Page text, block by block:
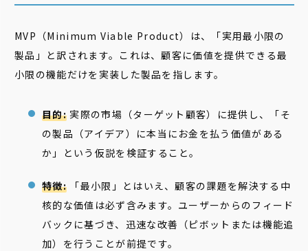
MVP（Minimum Viable Product）は、「実用最小限の
製品」と訳されます。これは、顧客に価値を提供できる最
小限の機能だけを実装した製品を指します。
目的:実際の市場（ターゲット顧客）に提供し、「そ
の製品（アイデア）に本当にお金を払う価値がある
か」という仮説を検証すること。
特徴:「最小限」とはいえ、顧客の課題を解決する中
核的な価値は必ず含みます。ユーザーからのフィード
バックに基づき、迅速な改善（ピボットまたは機能追
加）を行うことが前提です。